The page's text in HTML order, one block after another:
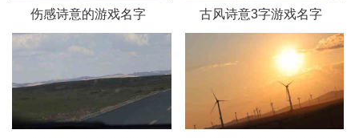
伤感诗意的游戏名字 古风诗意3字游戏名字